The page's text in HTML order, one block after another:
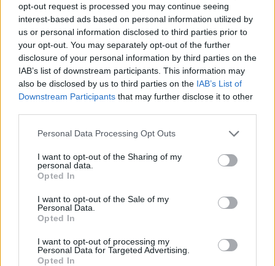
opt-out request is processed you may continue seeing
interest-based ads based on personal information utilized by
us or personal information disclosed to third parties prior to
your opt-out. You may separately opt-out of the further
disclosure of your personal information by third parties on the
IAB’s list of downstream participants. This information may
also be disclosed by us to third parties on the IAB’s List of
Downstream Participants that may further disclose it to other
Personal Data Processing Opt Outs
I want to opt-out of the Sharing of my
personal data.
Opted In
I want to opt-out of the Sale of my
Personal Data.
Opted In
I want to opt-out of processing my
Personal Data for Targeted Advertising.
Opted In
Cím: BÁV ZRt.
1027 Budapest, Csalogány u.
23-33.
Telefon: (06 1) 331 0513
Weboldal: http://bav-art.hu
Bemutatkozás: Az ország legnagyobb múltú, 240 esztendeje
megbízhatóságával hagyományosan a magyar
megújult BÁV Aukciósház mára a magyarországi
műkereskedelem egyik legfontosabb színterévé, kereskedelmi
és árverési központtá vált. . Hazánk legnagyobb
felkészült munkatársai a hét hat napján állnak a műtárgyat
eladni, vagy venni kívánók rendelkezésére.
GALÉRIA TOVÁBBI MŰTÁRGYAI